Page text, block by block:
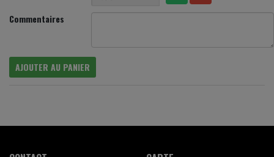
Commentaires
AJOUTER AU PANIER